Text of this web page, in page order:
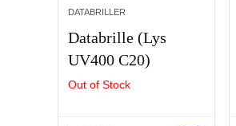
DATABRILLER
Databrille (Lys
UV400 C20)
Out of Stock